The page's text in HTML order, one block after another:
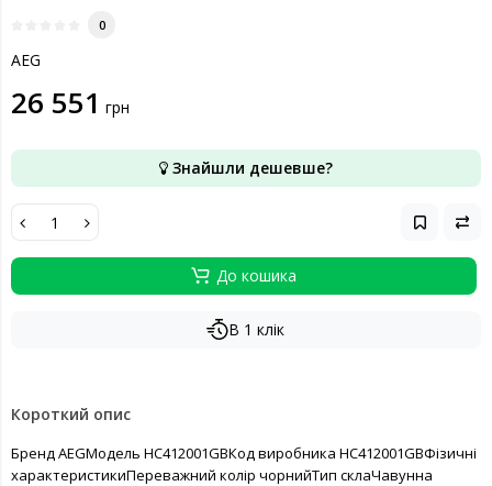
0
AEG
26 551 грн
Знайшли дешевше?
До кошика
В 1 клік
Короткий опис
Бренд AEGМодель HC412001GBКод виробника HC412001GBФізичні
характеристикиПереважний колір чорнийТип склаЧавунна